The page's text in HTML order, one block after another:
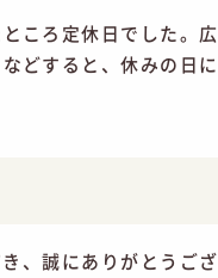
ころ定休日でした。広
どすると、休みの日に
、誠にありがとうござ